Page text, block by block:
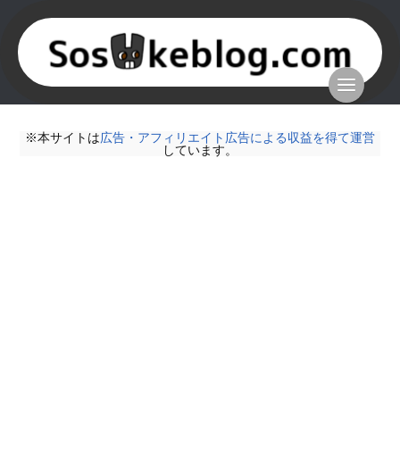
※本サイトは広告・アフィリエイト広告による収益を得て運営
しています。